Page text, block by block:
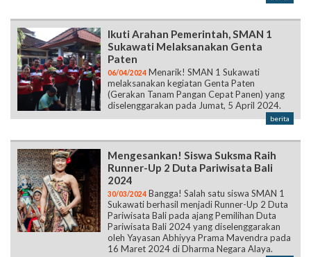
Ikuti Arahan Pemerintah, SMAN 1
Sukawati Melaksanakan Genta
Paten
06/04/2024 Menarik! SMAN 1 Sukawati
melaksanakan kegiatan Genta Paten
(Gerakan Tanam Pangan Cepat Panen) yang
diselenggarakan pada Jumat, 5 April 2024.
berita
Mengesankan! Siswa Suksma Raih
Runner-Up 2 Duta Pariwisata Bali
2024
30/03/2024 Bangga! Salah satu siswa SMAN 1
Sukawati berhasil menjadi Runner-Up 2 Duta
Pariwisata Bali pada ajang Pemilihan Duta
Pariwisata Bali 2024 yang diselenggarakan
oleh Yayasan Abhiyya Prama Mavendra pada
16 Maret 2024 di Dharma Negara Alaya.